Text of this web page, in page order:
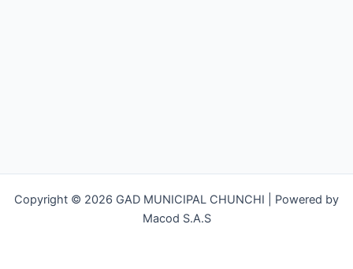
Copyright © 2026 GAD MUNICIPAL CHUNCHI | Powered by
Macod S.A.S